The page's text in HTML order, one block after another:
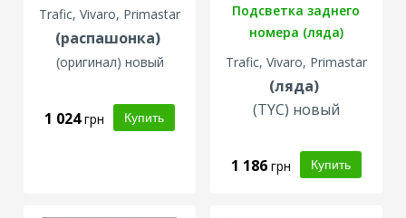
Trafic, Vivaro, Primastar
(распашонка)
(оригинал) новый
1 024грн
Подсветка заднего
номера (ляда)
Trafic, Vivaro, Primastar
(ляда)
(TYC) новый
1 186 грн